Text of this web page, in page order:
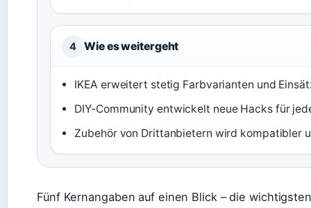
4 Wie es weitergeht
IKEA erweitert stetig Farbvarianten und
DIY-Community entwickelt neue Hacks für
Zubehör von Drittanbietern wird kompatibler
Fünf Kernangaben auf einen Blick – die